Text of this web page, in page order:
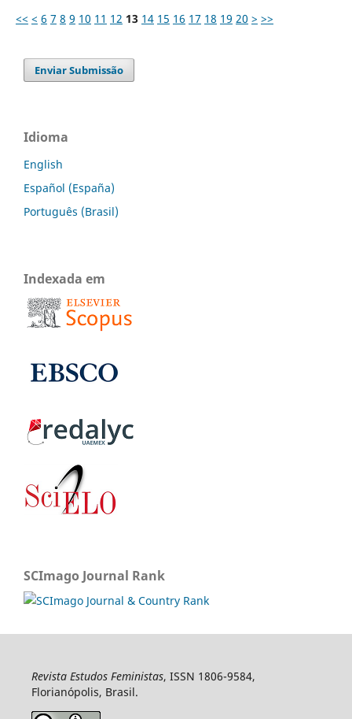
<< < 6 7 8 9 10 11 12 13 14 15 16 17 18 19 20 > >>
Enviar Submissão
Idioma
English
Español (España)
Português (Brasil)
Indexada em
SCImago Journal Rank
Revista Estudos Feministas, ISSN 1806-9584,
Florianópolis, Brasil.